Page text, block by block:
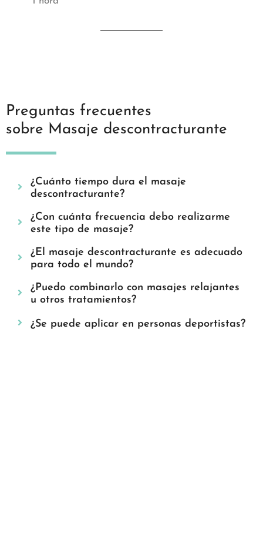
Preguntas frecuentes
sobre Masaje descontracturante
¿Cuánto tiempo dura el masaje
descontracturante?
¿Con cuánta frecuencia debo realizarme
este tipo de masaje?
¿El masaje descontracturante es adecuado
para todo el mundo?
¿Puedo combinarlo con masajes relajantes
u otros tratamientos?
¿Se puede aplicar en personas deportistas?